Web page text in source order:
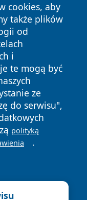
cookies, aby
także plików
od
i
te mogą być
ze
do serwisu",
polityką
.
prawa
Polityka
Cookies